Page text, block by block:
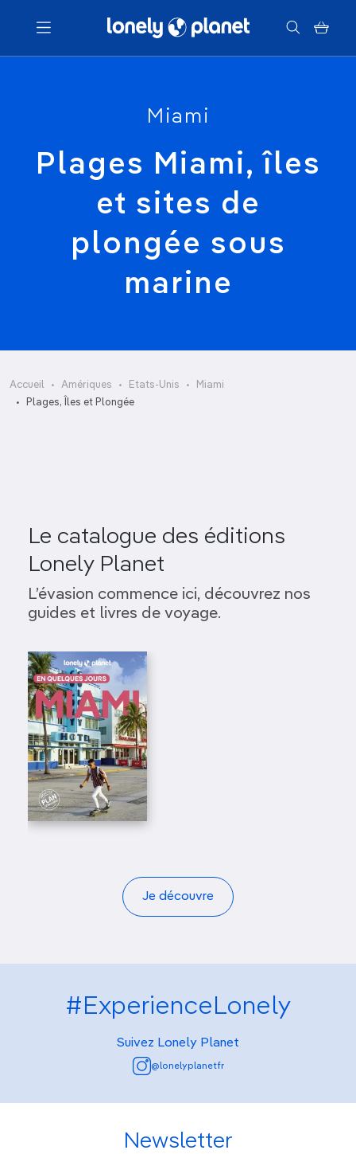
Menu
Miami
Plages Miami, îles
et sites de
plongée sous
marine
Accueil Amériques Etats-Unis
Miami
Plages, Îles et Plongée
Le catalogue des éditions
Lonely Planet
L’évasion commence ici, découvrez nos
guides et livres de voyage.
Je découvre
#ExperienceLonely
Suivez Lonely Planet
@lonelyplanetfr
Newsletter